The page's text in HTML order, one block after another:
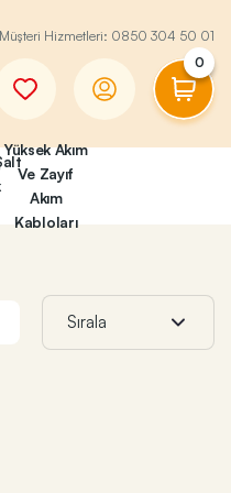
Müşteri Hizmetleri: 0850 304 50 01
0
Yüksek Akım
Ve Zayıf
Akım
Kabloları